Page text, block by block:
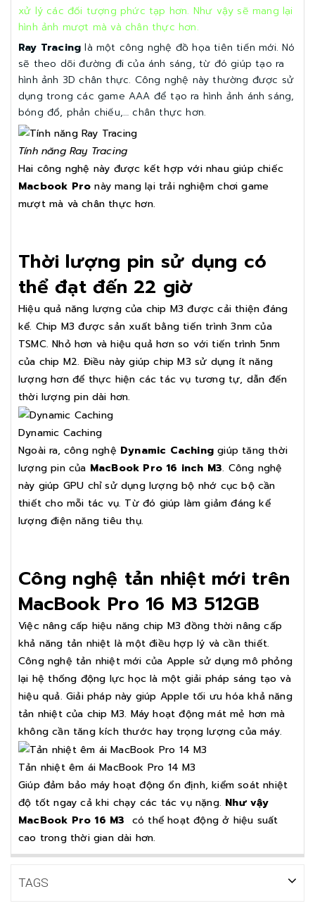
xử lý các đối tượng phức tạp hơn. Như vậy sẽ mang lại
hình ảnh mượt mà và chân thực hơn.
Ray Tracing là một công nghệ đồ họa tiên tiến mới. Nó
sẽ theo dõi đường đi của ánh sáng, từ đó giúp tạo ra
hình ảnh 3D chân thực. Công nghệ này thường được sử
dụng trong các game AAA để tạo ra hình ảnh ánh sáng,
bóng đổ, phản chiếu,… chân thực hơn.
Tính năng Ray Tracing
Hai công nghệ này được kết hợp với nhau giúp chiếc
Macbook Pro này mang lại trải nghiệm chơi game
mượt mà và chân thực hơn.
Thời lượng pin sử dụng có
thể đạt đến 22 giờ
Hiệu quả năng lượng của chip M3 được cải thiện đáng
kể. Chip M3 được sản xuất bằng tiến trình 3nm của
TSMC. Nhỏ hơn và hiệu quả hơn so với tiến trình 5nm
của chip M2. Điều này giúp chip M3 sử dụng ít năng
lượng hơn để thực hiện các tác vụ tương tự, dẫn đến
thời lượng pin dài hơn.
Dynamic Caching
Ngoài ra, công nghệ Dynamic Caching giúp tăng thời
lượng pin của MacBook Pro 16 inch M3. Công nghệ
này giúp GPU chỉ sử dụng lượng bộ nhớ cục bộ cần
thiết cho mỗi tác vụ. Từ đó giúp làm giảm đáng kể
lượng điện năng tiêu thụ.
Công nghệ tản nhiệt mới trên
MacBook Pro 16 M3 512GB
Việc nâng cấp hiệu năng chip M3 đồng thời nâng cấp
khả năng tản nhiệt là một điều hợp lý và cần thiết.
Công nghệ tản nhiệt mới của Apple sử dụng mô phỏng
lại hệ thống động lực học là một giải pháp sáng tạo và
hiệu quả. Giải pháp này giúp Apple tối ưu hóa khả năng
tản nhiệt của chip M3. Máy hoạt động mát mẻ hơn mà
không cần tăng kích thước hay trọng lượng của máy.
Tản nhiệt êm ái MacBook Pro 14 M3
Giúp đảm bảo máy hoạt động ổn định, kiểm soát nhiệt
độ tốt ngay cả khi chạy các tác vụ nặng. Như vậy
MacBook Pro 16 M3 có thể hoạt động ở hiệu suất
cao trong thời gian dài hơn.
TAGS